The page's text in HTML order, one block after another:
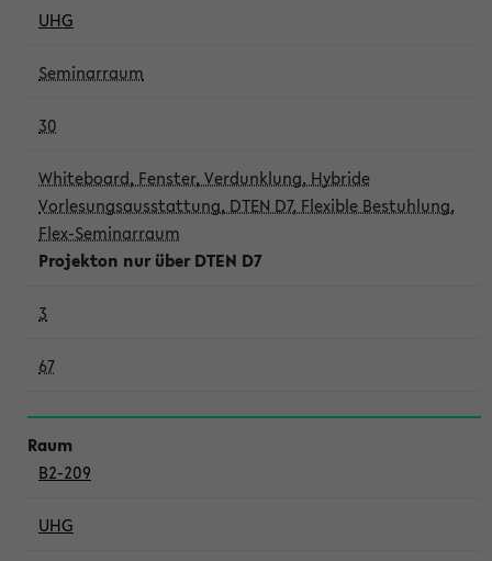
UHG
Seminarraum
30
Whiteboard, Fenster, Verdunklung, Hybride
Vorlesungsausstattung, DTEN D7, Flexible Bestuhlung,
Flex-Seminarraum
Projekton nur über DTEN D7
3
67
B2-209
UHG